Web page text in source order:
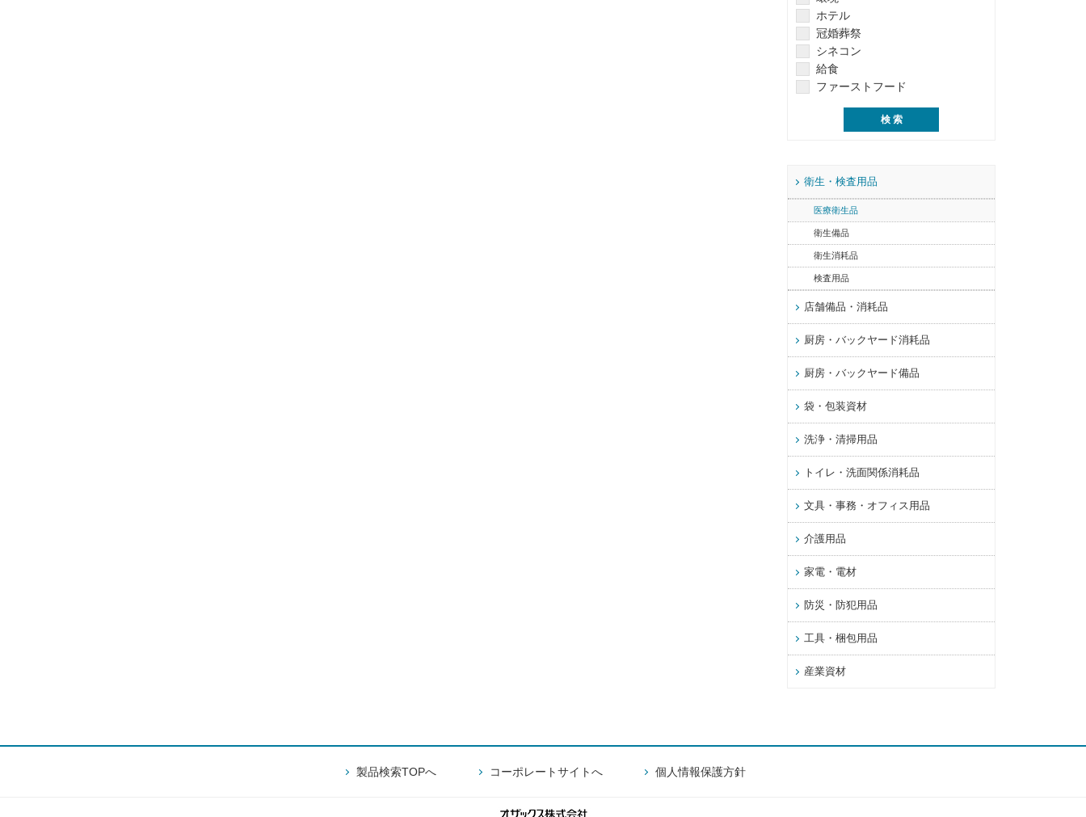
ホテル
冠婚葬祭
シネコン
給食
ファーストフード
衛生・検査用品
医療衛生品
衛生備品
衛生消耗品
検査用品
店舗備品・消耗品
厨房・バックヤード消耗品
厨房・バックヤード備品
袋・包装資材
洗浄・清掃用品
トイレ・洗面関係消耗品
文具・事務・オフィス用品
介護用品
家電・電材
防災・防犯用品
工具・梱包用品
産業資材
製品検索TOPへ コーポレートサイトへ 個人情報保護方針